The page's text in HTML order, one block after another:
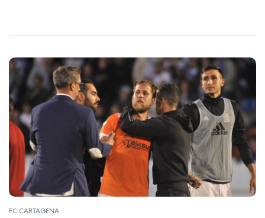
FC CARTAGENA